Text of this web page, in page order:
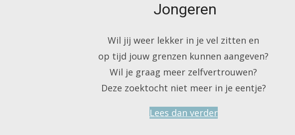
Jongeren
Wil jij weer lekker in je vel zitten en
op tijd jouw grenzen kunnen aangeven?
Wil je graag meer zelfvertrouwen?
Deze zoektocht niet meer in je eentje?
Lees dan verder